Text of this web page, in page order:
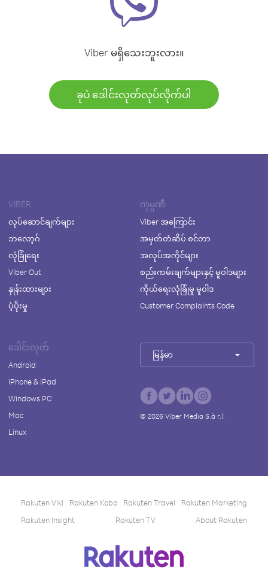
Viber မရှိသေးဘူးလား။
ခုပဲ ဒေါင်းလုတ်လုပ်လိုက်ပါ
VIBER
လုပ်ဆောင်ချက်များ
ဘလော့ဂ်
လုံခြုံရေး
Viber Out
နှုန်းထားများ
ပံ့ပိုးမှု
ကုမ္ပဏီ
Viber အကြောင်း
အမှတ်တံဆိပ် စင်တာ
အလုပ်အကိုင်များ
စည်းကမ်းချက်များနှင့် မူဝါဒများ
ကိုယ်ရေးလုံခြုံမှု မူဝါဒ
Customer Complaints Code
ဒေါင်းလုတ်
Android
iPhone & iPad
Windows PC
Mac
Linux
မြန်မာ
© 2026Viber Media S.à r.l.
Rakuten Viki Rakuten Kobo Rakuten Travel
Rakuten Marketing
Rakuten Insight
Rakuten TV About Rakuten